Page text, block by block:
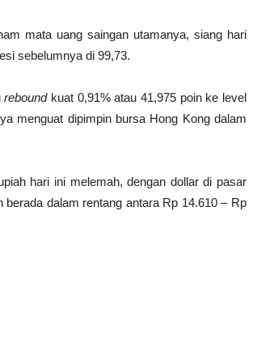
mata uang saingan utamanya, siang hari
sebelumnya di 99,73.
reboundkuat 0,91% atau 41,975 poin ke level
menguat dipimpin bursa Hong Kong dalam
hari ini melemah, dengan dollar di pasar
dalam rentang antara Rp 14.610 – Rp